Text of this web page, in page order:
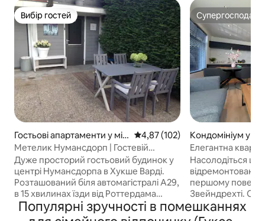
Вибір гостей
Вибір гостей
Гостьові апартаменти у міс
ті Numansdorp
Середня оцінка: 4,87 з 5,
4,87 (102)
Метелик Нумансдорп | Гостевій
будинок 1-8 осіб.
Дуже просторий гостьовий будинок у
центрі Нумансдорпа в Хукше Варді.
Розташований біля автомагістралі A29,
в 15 хвилинах їзди від Роттердама
(AHOY, Euromast, Erasmusbrug), 20
хвилинах їзди (на автомобілі або
Супергосподар
Супергосподар
Кондомініум у
cht
Елегантна
поверсі
Насолодіться
першому
Звейндрехті.
забезпечує
Роттердам
Популярні зручності в помешканнях